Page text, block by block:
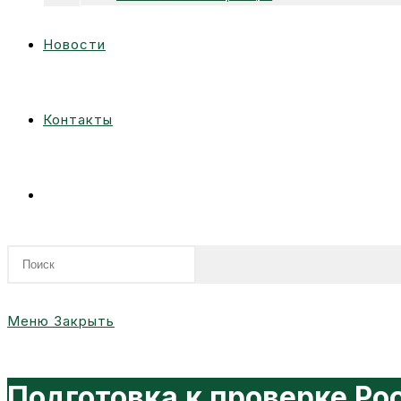
Новости
Контакты
поиск
Меню Закрыть